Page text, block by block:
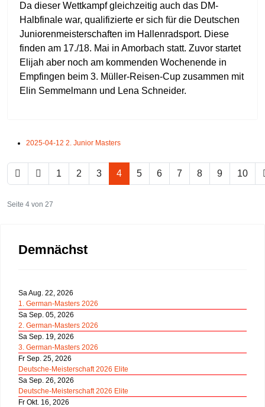
Da dieser Wettkampf gleichzeitig auch das DM-
Halbfinale war, qualifizierte er sich für die Deutschen
Juniorenmeisterschaften im Hallenradsport. Diese
finden am 17./18. Mai in Amorbach statt. Zuvor startet
Elijah aber noch am kommenden Wochenende in
Empfingen beim 3. Müller-Reisen-Cup zusammen mit
Elin Semmelmann und Lena Schneider.
2025-04-12 2. Junior Masters
1 2 3 4 5 6 7 8 9 10
Seite 4 von 27
Demnächst
Sa Aug. 22, 2026
1. German-Masters 2026
Sa Sep. 05, 2026
2. German-Masters 2026
Sa Sep. 19, 2026
3. German-Masters 2026
Fr Sep. 25, 2026
Deutsche-Meisterschaft 2026 Elite
Sa Sep. 26, 2026
Deutsche-Meisterschaft 2026 Elite
Fr Okt. 16, 2026